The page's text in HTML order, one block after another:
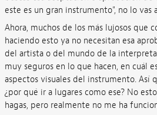
este es un gran instrumento", no lo vas
Ahora, muchos de los más lujosos que
haciendo esto ya no necesitan esa
del artista o del mundo de la
muy seguros en lo que hacen, en cuál
aspectos visuales del instrumento. Así
¿por qué ir a lugares como ese? No
hagas, pero realmente no me ha